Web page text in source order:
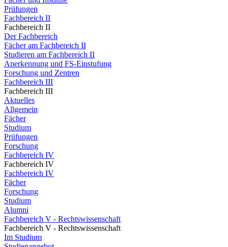
Prüfungen
Fachbereich II
Fachbereich II
Der Fachbereich
Fächer am Fachbereich II
Studieren am Fachbereich II
Anerkennung und FS-Einstufung
Forschung und Zentren
Fachbereich III
Fachbereich III
Aktuelles
Allgemein
Fächer
Studium
Prüfungen
Forschung
Fachbereich IV
Fachbereich IV
Fachbereich IV
Fächer
Forschung
Studium
Alumni
Fachbereich V - Rechtswissenschaft
Fachbereich V - Rechtswissenschaft
Im Studium